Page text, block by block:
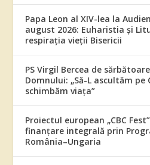
Papa Leon al XIV-lea la
august 2026: Euharistia și
respirația vieții Bisericii
PS Virgil Bercea de
Domnului: „Să-L ascultăm pe
schimbăm viața”
Proiectul european „CBC
finanțare integrală prin
România–Ungaria